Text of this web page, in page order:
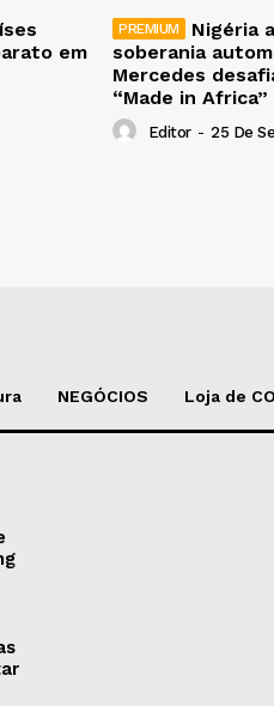
em
Nigéria
soberania
Mercedes
“Made in Africa”
Editor - 25 De
NEGÓCIOS Loja de